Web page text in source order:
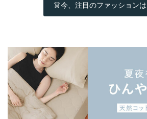
👗今、注目のファッション